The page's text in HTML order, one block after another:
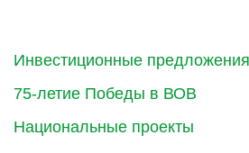
Инвестиционные предложения
75-летие Победы в ВОВ
Национальные проекты